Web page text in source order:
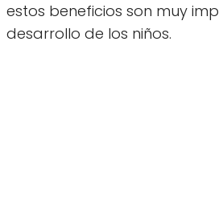
estos beneficios son muy
desarrollo de los niños.